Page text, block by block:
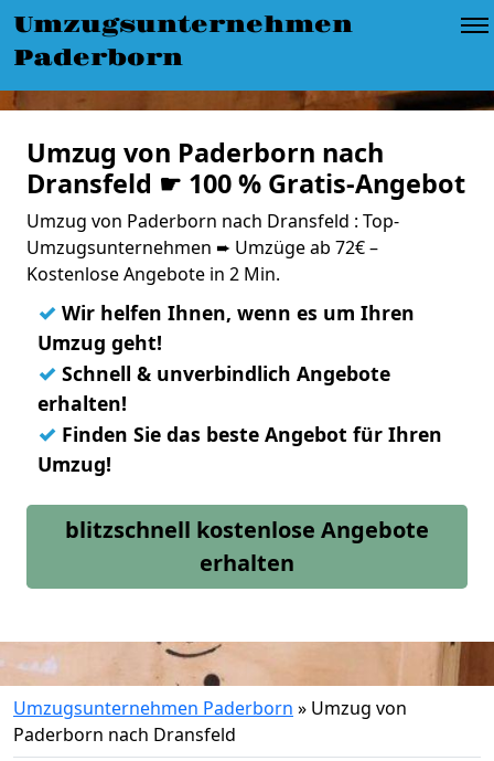
Umzugsunternehmen
Paderborn
Umzug von Paderborn nach
Dransfeld ☛ 100 % Gratis-Angebot
Umzug von Paderborn nach Dransfeld : Top-
Umzugsunternehmen ➨ Umzüge ab 72€ –
Kostenlose Angebote in 2 Min.
✓ Wir helfen Ihnen, wenn es um Ihren
Umzug geht!
✓ Schnell & unverbindlich Angebote
erhalten!
✓ Finden Sie das beste Angebot für Ihren
Umzug!
blitzschnell kostenlose Angebote
erhalten
Umzugsunternehmen Paderborn » Umzug von
Paderborn nach Dransfeld